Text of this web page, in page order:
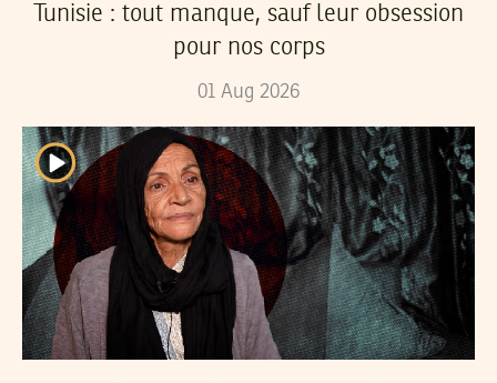
Tunisie : tout manque, sauf leur obsession
pour nos corps
01 Aug 2026